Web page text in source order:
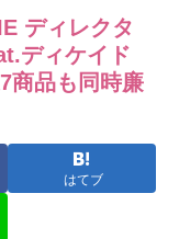
ディレクタ
ディケイド
商品も同時廉
はてブ